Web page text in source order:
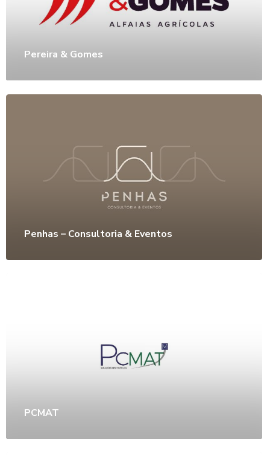
Pereira & Gomes
Penhas – Consultoria & Eventos
PCMAT